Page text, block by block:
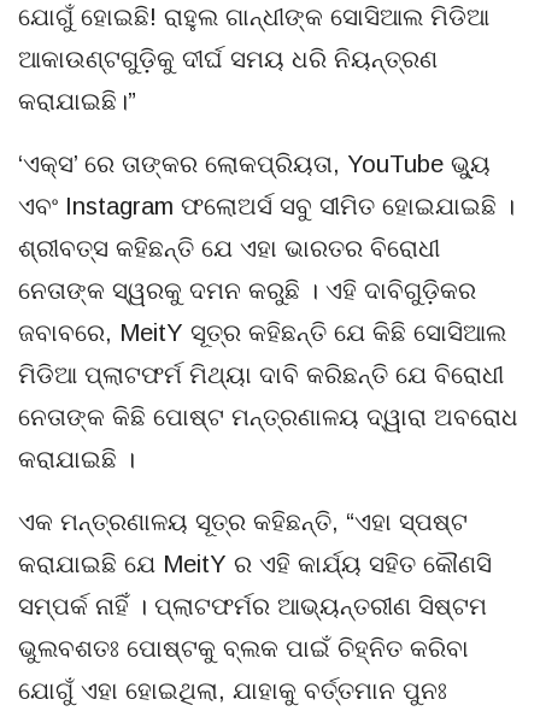
ଯୋଗୁଁ ହୋଇଛି! ରାହୁଲ ଗାନ୍ଧୀଙ୍କ ସୋସିଆଲ ମିଡିଆ
ଆକାଉଣ୍ଟଗୁଡ଼ିକୁ ଦୀର୍ଘ ସମୟ ଧରି ନିୟନ୍ତ୍ରଣ
କରାଯାଇଛି।”
‘ଏକ୍ସ’ ରେ ତାଙ୍କର ଲୋକପ୍ରିୟତା, YouTube ଭ୍ୟୁ
ଏବଂ Instagram ଫଲୋଅର୍ସ ସବୁ ସୀମିତ ହୋଇଯାଇଛି ।
ଶ୍ରୀବତ୍ସ କହିଛନ୍ତି ଯେ ଏହା ଭାରତର ବିରୋଧୀ
ନେତାଙ୍କ ସ୍ୱରକୁ ଦମନ କରୁଛି । ଏହି ଦାବିଗୁଡ଼ିକର
ଜବାବରେ, MeitY ସୂତ୍ର କହିଛନ୍ତି ଯେ କିଛି ସୋସିଆଲ
ମିଡିଆ ପ୍ଲାଟଫର୍ମ ମିଥ୍ୟା ଦାବି କରିଛନ୍ତି ଯେ ବିରୋଧୀ
ନେତାଙ୍କ କିଛି ପୋଷ୍ଟ ମନ୍ତ୍ରଣାଳୟ ଦ୍ୱାରା ଅବରୋଧ
କରାଯାଇଛି ।
ଏକ ମନ୍ତ୍ରଣାଳୟ ସୂତ୍ର କହିଛନ୍ତି, “ଏହା ସ୍ପଷ୍ଟ
କରାଯାଇଛି ଯେ MeitY ର ଏହି କାର୍ଯ୍ୟ ସହିତ କୌଣସି
ସମ୍ପର୍କ ନାହିଁ । ପ୍ଲାଟଫର୍ମର ଆଭ୍ୟନ୍ତରୀଣ ସିଷ୍ଟମ
ଭୁଲବଶତଃ ପୋଷ୍ଟକୁ ବ୍ଲକ ପାଇଁ ଚିହ୍ନିତ କରିବା
ଯୋଗୁଁ ଏହା ହୋଇଥିଲା, ଯାହାକୁ ବର୍ତ୍ତମାନ ପୁନଃ